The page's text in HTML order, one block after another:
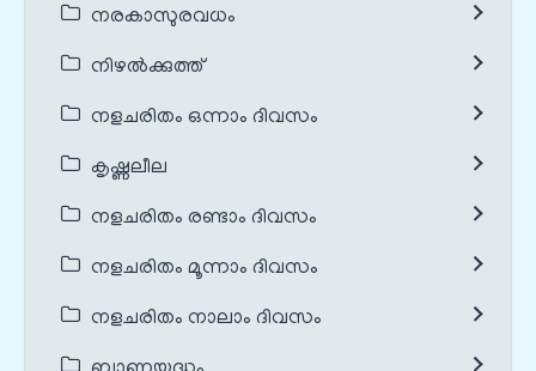
നരകാസുരവധം
നിഴൽക്കുത്ത്
നളചരിതം ഒന്നാം ദിവസം
കൃഷ്ണലീല
നളചരിതം രണ്ടാം ദിവസം
നളചരിതം മൂന്നാം ദിവസം
നളചരിതം നാലാം ദിവസം